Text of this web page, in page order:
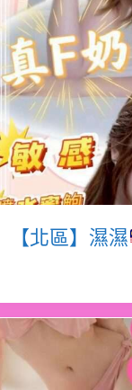
【北區】濕濕